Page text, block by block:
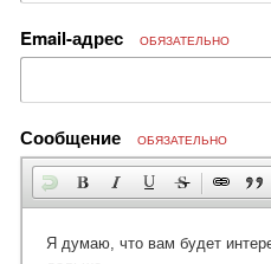
Email-адрес ОБЯЗАТЕЛЬНО
Сообщение ОБЯЗАТЕЛЬНО